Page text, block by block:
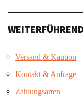
Versand & Kaution
Kontakt & Anfrage
Zahlungsarten